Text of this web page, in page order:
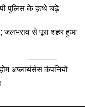
पुलिस के हत्थे चढ़े
जलभराव से पूरा शहर हुआ
अप्लायंसेस कंपनियों